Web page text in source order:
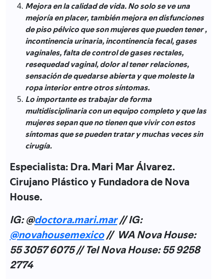
Mejora en la calidad de vida. No solo se ve una
mejoría en placer, también mejora en disfunciones
de piso pélvico que son mujeres que pueden tener ,
incontinencia urinaria, incontinencia fecal, gases
vaginales, falta de control de gases rectales,
resequedad vaginal, dolor al tener relaciones,
sensación de quedarse abierta y que moleste la
ropa interior entre otros síntomas.
Lo importante es trabajar de forma
multidisciplinaria con un equipo completo y que las
mujeres sepan que no tienen que vivir con estos
síntomas que se pueden tratar y muchas veces sin
cirugía.
Especialista: Dra. Mari Mar Álvarez.
Cirujano Plástico y Fundadora de Nova
House.
IG: @doctora.mari.mar// IG:
@novahousemexico// WA Nova House:
55 3057 6075 // Tel Nova House: 55 9258
2774